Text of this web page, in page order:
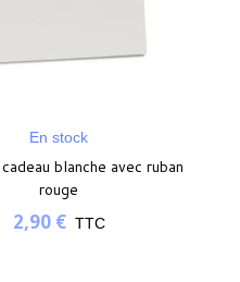
En stock
blanche avec ruban
rouge
2,90 € TTC